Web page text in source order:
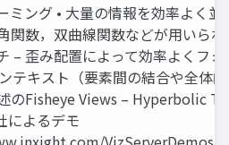
ミング • 大量の情報を効率よく
関数，双曲線関数などが用いら
– 歪み配置によって効率よくフ
テキスト（要素間の結合や全体
のFisheye Views – Hyperbolic
によるデモ